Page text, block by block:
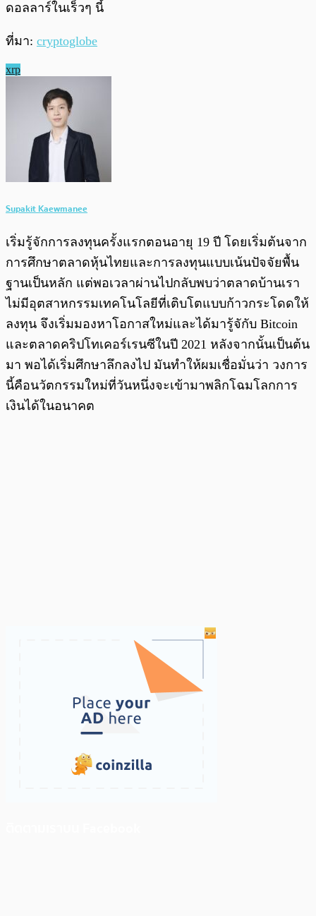
ดอลลาร์ในเร็วๆ นี้
ที่มา: cryptoglobe
xrp
Supakit Kaewmanee
เริ่มรู้จักการลงทุนครั้งแรกตอนอายุ 19 ปี โดยเริ่มต้นจาก
การศึกษาตลาดหุ้นไทยและการลงทุนแบบเน้นปัจจัยพื้น
ฐานเป็นหลัก แต่พอเวลาผ่านไปกลับพบว่าตลาดบ้านเรา
ไม่มีอุตสาหกรรมเทคโนโลยีที่เติบโตแบบก้าวกระโดดให้
ลงทุน จึงเริ่มมองหาโอกาสใหม่และได้มารู้จักับ Bitcoin
และตลาดคริปโทเคอร์เรนซีในปี 2021 หลังจากนั้นเป็นต้น
มา พอได้เริ่มศึกษาลึกลงไป มันทำให้ผมเชื่อมั่นว่า วงการ
นี้คือนวัตกรรมใหม่ที่วันหนึ่งจะเข้ามาพลิกโฉมโลกการ
เงินได้ในอนาคต